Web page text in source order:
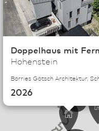
Doppelhaus mit
Hohenstein
Börries Götsch Architektur,
2026